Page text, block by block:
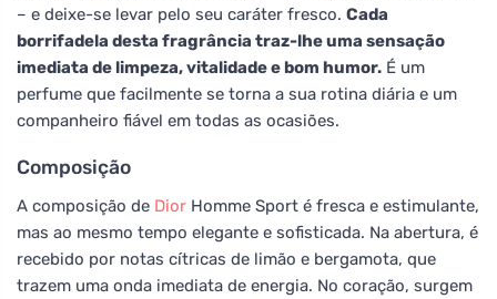
– e deixe-se levar pelo seu caráter fresco. Cada
borrifadela desta fragrância traz-lhe uma sensação
imediata de limpeza, vitalidade e bom humor. É um
perfume que facilmente se torna a sua rotina diária e um
companheiro fiável em todas as ocasiões.
Composição
A composição de Dior Homme Sport é fresca e estimulante,
mas ao mesmo tempo elegante e sofisticada. Na abertura, é
recebido por notas cítricas de limão e bergamota, que
trazem uma onda imediata de energia. No coração, surgem